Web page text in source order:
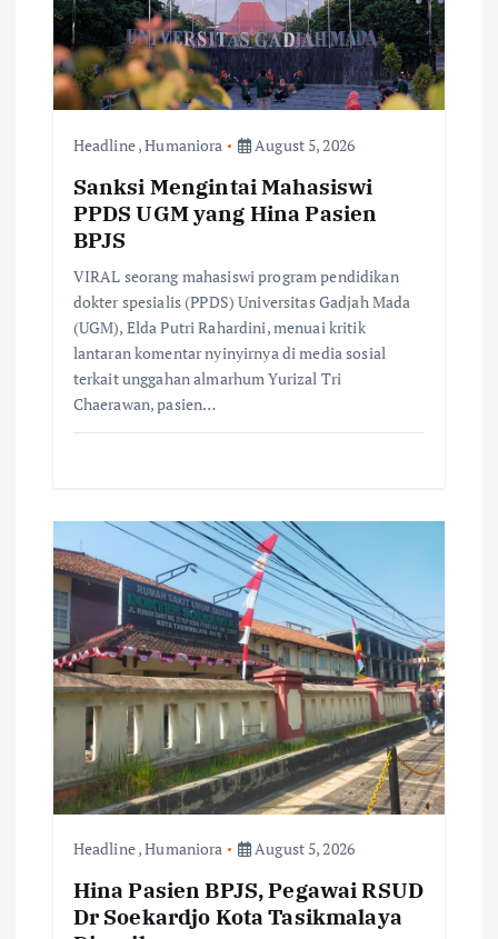
o
Headline,Humaniora August 5, 2026
Sanksi Mengintai Mahasiswi
PPDS UGM yang Hina Pasien
BPJS
VIRAL seorang mahasiswi program pendidikan
dokter spesialis (PPDS) Universitas Gadjah Mada
(UGM), Elda Putri Rahardini, menuai kritik
lantaran komentar nyinyirnya di media sosial
terkait unggahan almarhum Yurizal Tri
Chaerawan, pasien…
Headline,Humaniora August 5, 2026
Hina Pasien BPJS, Pegawai RSUD
Dr Soekardjo Kota Tasikmalaya